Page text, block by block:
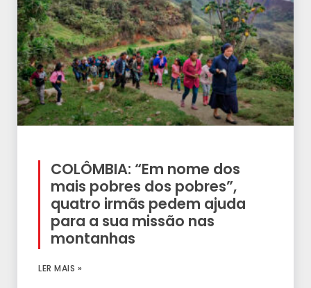
COLÔMBIA: “Em nome dos
mais pobres dos pobres”,
quatro irmãs pedem ajuda
para a sua missão nas
montanhas
LER MAIS »